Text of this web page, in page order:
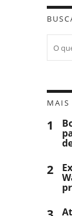
MAIS
1
2